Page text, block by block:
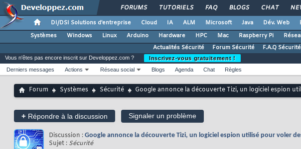
FORUMS TUTORIELS FAQ BLOGS CHAT
DI/DSI Solutions d'entreprise Cloud IA ALM Microsoft Java Dév. Web
Systèmes
Windows Linux Arduino Hardware HPC Mac Raspberry Pi
Actualités Sécurité
Forum Sécurité F.A.Q Sécurité
Vous n'êtes pas encore inscrit sur Developpez.com ?
Inscrivez-vous gratuitement !
Derniers messages
Actions Réseau social Blogs Agenda Chat Règles
Forum Systèmes Sécurité Google annonce la découverte Tizi, un logiciel espion
+ Répondre à la discussion Signaler un problème
Discussion : Google annonce la découverte Tizi, un logiciel espion utilisé pour voler
Sujet : Sécurité